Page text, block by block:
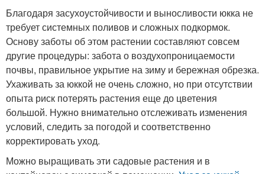
Благодаря засухоустойчивости и выносливости юкка не
требует системных поливов и сложных подкормок.
Основу заботы об этом растении составляют совсем
другие процедуры: забота о воздухопроницаемости
почвы, правильное укрытие на зиму и бережная обрезка.
Ухаживать за юккой не очень сложно, но при отсутствии
опыта риск потерять растения еще до цветения
большой. Нужно внимательно отслеживать изменения
условий, следить за погодой и соответственно
корректировать уход.
Можно выращивать эти садовые растения и в